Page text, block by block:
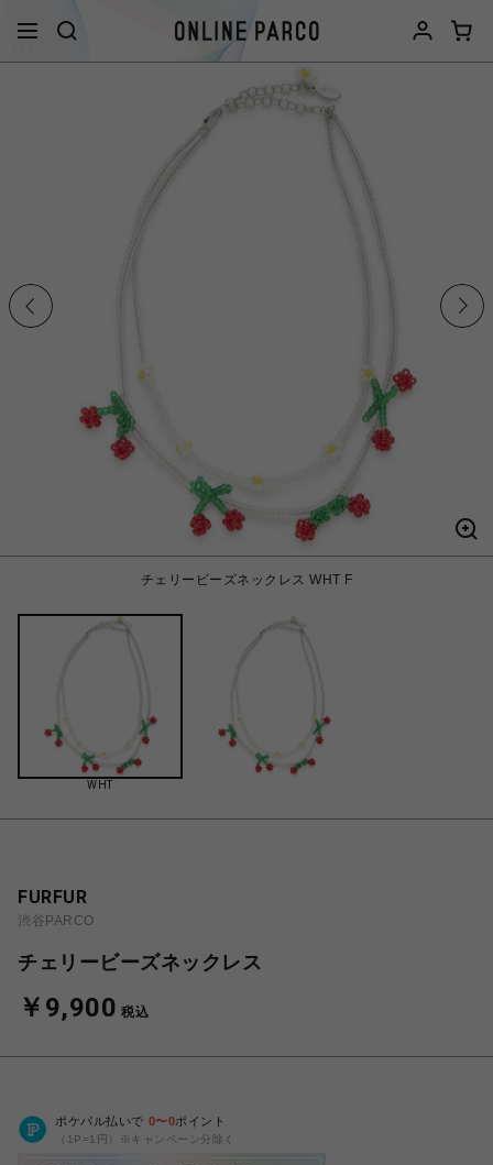
チェリービーズネックレス WHT F
WHT
FURFUR
渋谷PARCO
チェリービーズネックレス
￥9,900 税込
ポケパル払いで 0〜0ポイント
（1P=1円）※キャンペーン分除く